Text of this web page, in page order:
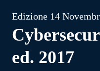
Edizione 14
ed. 2017